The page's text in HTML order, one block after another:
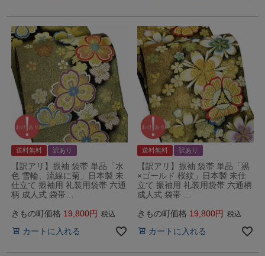
送料無料 訳あり
【訳アリ】振袖 袋帯 単品「水
色 雪輪、流線に菊」日本製 未
仕立て 振袖用 礼装用袋帯 六通
柄 成人式 袋帯…
きもの町価格 19,800 税込
カートに入れる
送料無料 訳あり
【訳アリ】振袖 袋帯 単品「黒
×ゴールド 桜紋」日本製 未仕
立て 振袖用 礼装用袋帯 六通柄
成人式 袋帯 …
きもの町価格 19,800 税込
カートに入れる